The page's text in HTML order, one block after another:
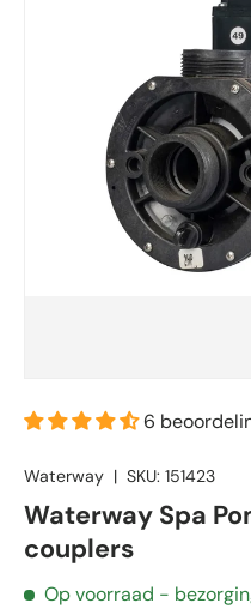
6
Waterway | SKU: 151423
Waterway Spa
couplers
Op voorraad -